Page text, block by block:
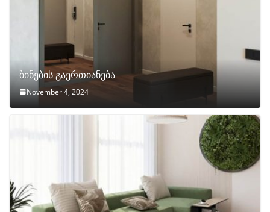
ბინების გაერთიანება
November 4, 2024